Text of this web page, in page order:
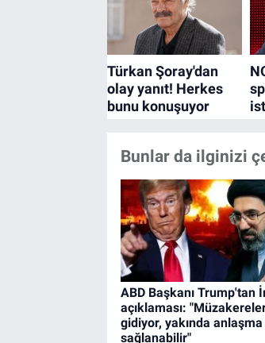
Bunlar da ilginizi
ABD Başkanı Trump'tan
açıklaması:
gidiyor, yakında anlaşma
sağlanabilir"